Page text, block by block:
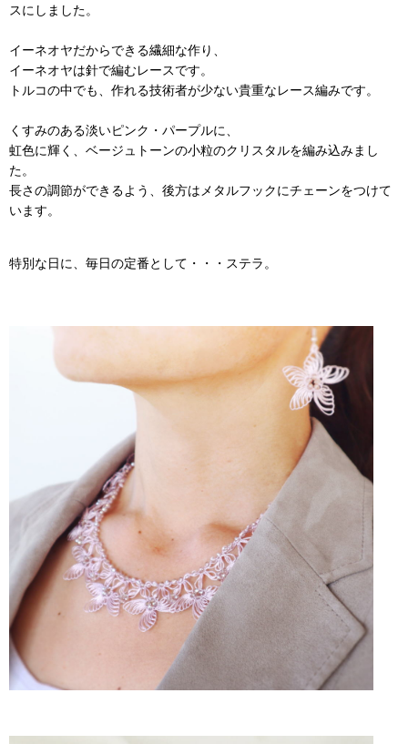
スにしました。
イーネオヤだからできる繊細な作り、
イーネオヤは針で編むレースです。
トルコの中でも、作れる技術者が少ない貴重なレース編みです。
くすみのある淡いピンク・パープルに、
虹色に輝く、ベージュトーンの小粒のクリスタルを編み込みまし
た。
長さの調節ができるよう、後方はメタルフックにチェーンをつけて
います。
特別な日に、毎日の定番として・・・ステラ。